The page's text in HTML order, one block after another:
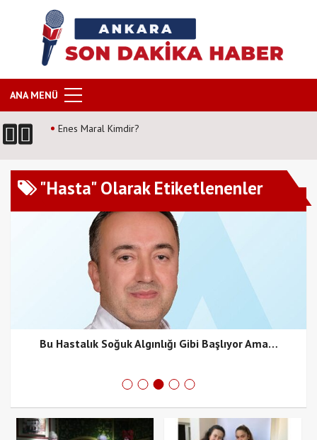
ANA MENÜ
Enes Maral Kimdir?
"Hasta" Olarak Etiketlenenler
Bu Hastalık Soğuk Algınlığı Gibi Başlıyor Ama…